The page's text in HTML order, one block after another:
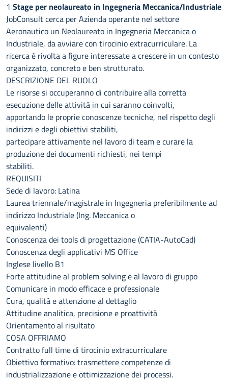
1 Stage per neolaureato in Ingegneria Meccanica/Industriale
JobConsult cerca per Azienda operante nel settore
Aeronautico un Neolaureato in Ingegneria Meccanica o
Industriale, da avviare con tirocinio extracurriculare. La
ricerca è rivolta a figure interessate a crescere in un contesto
organizzato, concreto e ben strutturato.
DESCRIZIONE DEL RUOLO
Le risorse si occuperanno di contribuire alla corretta
esecuzione delle attività in cui saranno coinvolti,
apportando le proprie conoscenze tecniche, nel rispetto degli
indirizzi e degli obiettivi stabiliti,
partecipare attivamente nel lavoro di team e curare la
produzione dei documenti richiesti, nei tempi
stabiliti.
REQUISITI
Sede di lavoro: Latina
Laurea triennale/magistrale in Ingegneria preferibilmente ad
indirizzo Industriale (Ing. Meccanica o
equivalenti)
Conoscenza dei tools di progettazione (CATIA-AutoCad)
Conoscenza degli applicativi MS Office
Inglese livello B1
Forte attitudine al problem solving e al lavoro di gruppo
Comunicare in modo efficace e professionale
Cura, qualità e attenzione al dettaglio
Attitudine analitica, precisione e proattività
Orientamento al risultato
COSA OFFRIAMO
Contratto full time di tirocinio extracurriculare
Obiettivo formativo: trasmettere competenze di
industrializzazione e ottimizzazione dei processi.